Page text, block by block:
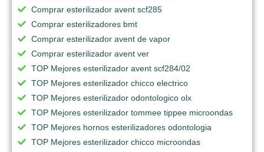
Comprar esterilizador avent scf285
Comprar esterilizadores bmt
Comprar esterilizador avent de vapor
Comprar esterilizador avent ver
TOP Mejores esterilizador avent scf284/02
TOP Mejores esterilizador chicco electrico
TOP Mejores esterilizador odontologico olx
TOP Mejores esterilizador tommee tippee microondas
TOP Mejores hornos esterilizadores odontologia
TOP Mejores esterilizador chicco microondas